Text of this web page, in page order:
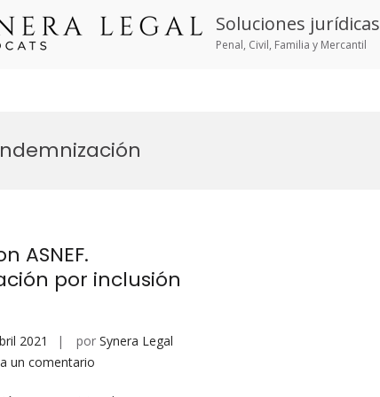
Soluciones jurídicas
Penal, Civil, Familia y Mercantil
ASNEF.
por inclusión
2021 por Synera Legal
un comentario